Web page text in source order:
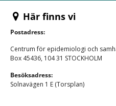
Här finns vi
Postadress:
Centrum för epidemiologi och
Box 45436, 104 31 STOCKHOLM
Besöksadress:
Solnavägen 1 E (Torsplan)